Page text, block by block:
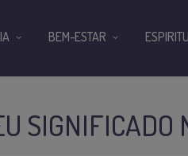
SIGNIFICADO
BEM-ESTAR